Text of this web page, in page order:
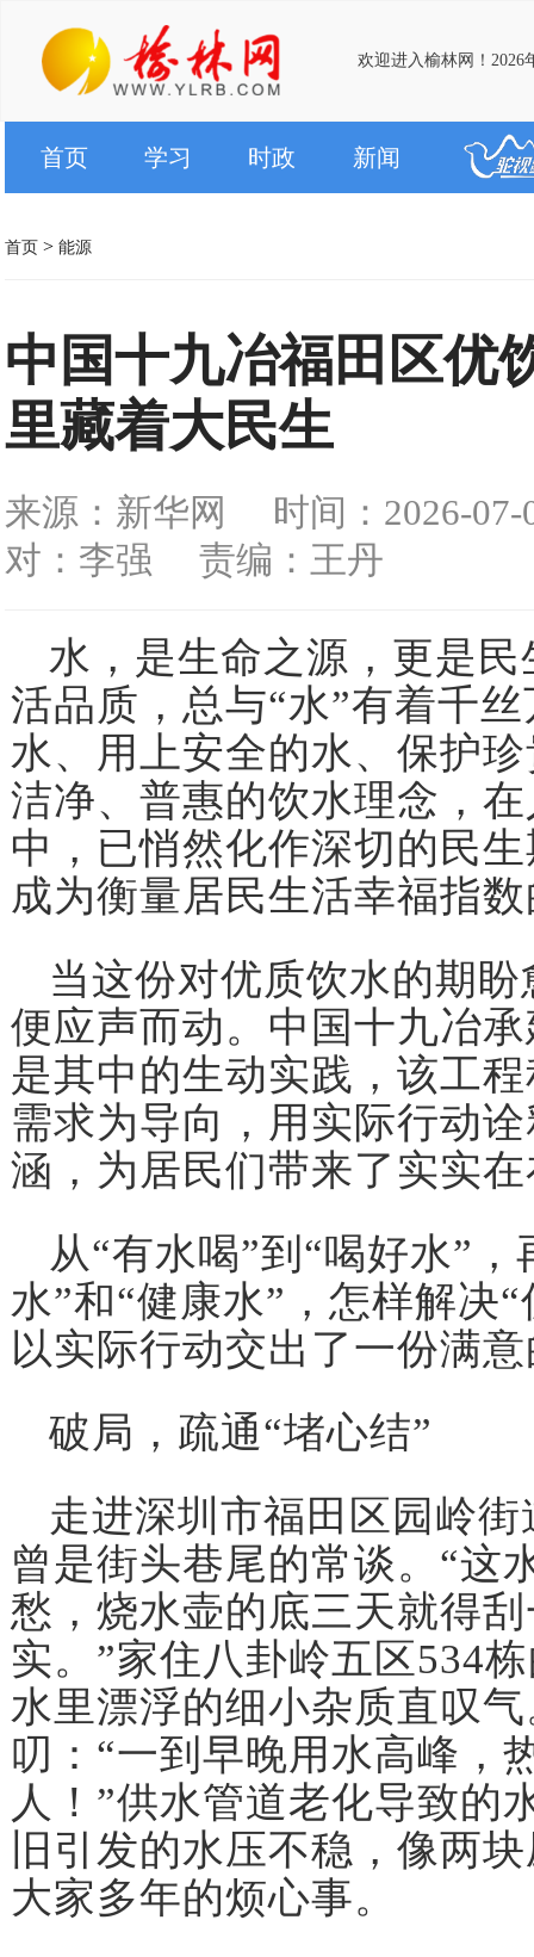
欢迎进入榆林网！2026
首页 学习 时政 新闻
首页 > 能源
中国十九冶福田区
里藏着大民生
来源：新华网
时间：2026-07-
对：李强
责编：王丹
水，是生命之源，更是
活品质，总与“水”有着千
水、用上安全的水、保护
洁净、普惠的饮水理念，
中，已悄然化作深切的民
成为衡量居民生活幸福指
当这份对优质饮水的期
便应声而动。中国十九冶
是其中的生动实践，该工
需求为导向，用实际行动
涵，为居民们带来了实实
从“有水喝”到“喝好水”
水”和“健康水”，怎样解决
以实际行动交出了一份满
破局，疏通“堵心结”
走进深圳市福田区园岭
曾是街头巷尾的常谈。“这
愁，烧水壶的底三天就得
实。”家住八卦岭五区534
水里漂浮的细小杂质直叹
叨：“一到早晚用水高峰，
人！”供水管道老化导致的
旧引发的水压不稳，像两
大家多年的烦心事。